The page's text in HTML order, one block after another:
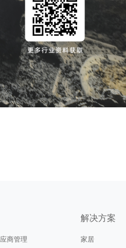
商管理
解决方案
家居